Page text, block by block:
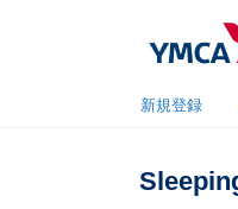
新規登録